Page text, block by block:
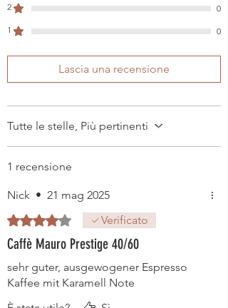
2
0
1
0
Lascia una recensione
Tutte le stelle, Più pertinenti
1 recensione
Nick • 21 mag 2025
Valutazione 4 stelle su 5.
Verificato
Caffè Mauro Prestige 40/60
sehr guter, ausgewogener Espresso
Kaffee mit Karamell Note